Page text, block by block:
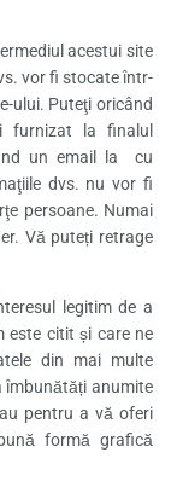
acestui site
vor fi stocate într-
ului. Puteţi oricând
furnizat la finalul
un email la cu
dvs. nu vor fi
persoane. Numai
Vă puteți retrage
legitim de a
este citit și care ne
din mai multe
îmbunătăți anumite
pentru a vă oferi
formă grafică